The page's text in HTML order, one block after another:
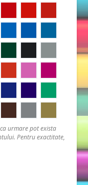
urmare pot exista
Pentru exactitate,